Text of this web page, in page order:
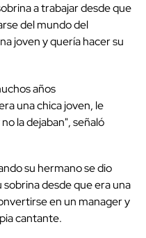
a trabajar desde que
del mundo del
joven y quería hacer su
años
una chica joven, le
la dejaban", señaló
su hermano se dio
desde que era una
en un manager y
cantante.